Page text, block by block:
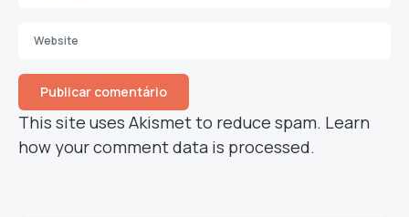
This site uses Akismet to reduce spam. Learn
how your comment data is processed.